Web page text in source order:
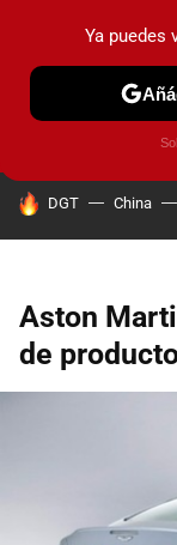
PRUEBAS
HOY SE HABLA DE
DGT China
Aston
de
Ya puedes